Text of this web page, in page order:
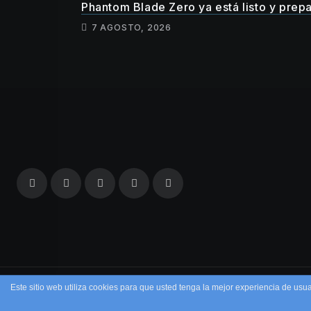
Phantom Blade Zero ya está listo y
7 AGOSTO, 2026
Este sitio web utiliza cookies para que usted tenga la mejor experiencia de